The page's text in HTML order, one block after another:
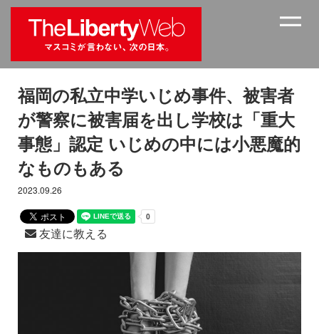
福岡の私立中学いじめ事件、被害者
が警察に被害届を出し学校は「重大
事態」認定 いじめの中には小悪魔的
なものもある
2023.09.26
友達に教える